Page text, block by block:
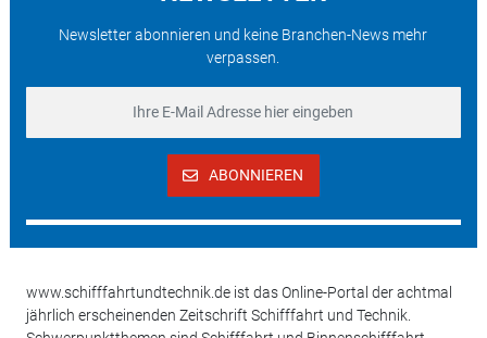
Newsletter abonnieren und keine Branchen-News mehr
verpassen.
ABONNIEREN
www.schifffahrtundtechnik.de ist das Online-Portal der achtmal
jährlich erscheinenden Zeitschrift Schifffahrt und Technik.